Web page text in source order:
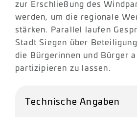
zur Erschließung des
werden, um die regionale
stärken. Parallel laufen
Stadt Siegen über
die Bürgerinnen und Bürger
partizipieren zu lassen.
Technische Angaben